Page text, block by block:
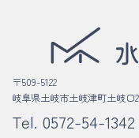
〒509-5122
岐阜県土岐市土岐津町土岐口
Tel. 0572-54-1342